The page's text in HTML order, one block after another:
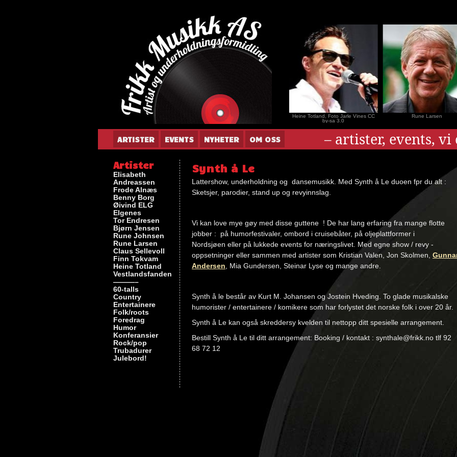
Gunnar Andersen
Heine Totland, Foto Jarle Vines CC
by-sa 3.0
Rune Larsen
ARTISTER EVENTS NYHETER OM OSS – artister, events,
Synth å Le
Lattershow, underholdning og dansemusikk. Med Synth å Le duoen fpr du alt :
Sketsjer, parodier, stand up og revyinnslag.
Vi kan love mye gøy med disse guttene ! De har lang erfaring fra mange flotte
jobber : på humorfestivaler, ombord i cruisebåter, på oljeplattformer i
Nordsjøen eller på lukkede events for næringslivet. Med egne show / revy -
oppsetninger eller sammen med artister som Kristian Valen, Jon Skolmen,
Andersen , Mia Gundersen, Steinar Lyse og mange andre.
Synth å le består av Kurt M. Johansen og Jostein Hveding. To glade musikalske
humorister / entertainere / komikere som har forlystet det norske folk i over 20 år.
Synth å Le kan også skreddersy kvelden til nettopp ditt spesielle arrangement.
Bestill Synth å Le til ditt arrangement: Booking / kontakt : synthale@frikk.no tlf 92
68 72 12
Artister
Elisabeth
Andreassen
Frode Alnæs
Benny Borg
Øivind ELG
Elgenes
Tor Endresen
Bjørn Jensen
Rune Johnsen
Rune Larsen
Claus Sellevoll
Finn Tokvam
Heine Totland
Vestlandsfanden
———–
60-talls
Country
Entertainere
Folk/roots
Foredrag
Humor
Konferansier
Rock/pop
Trubadurer
Julebord!